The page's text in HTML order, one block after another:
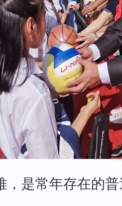
，是常年存在的